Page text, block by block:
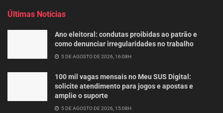
Últimas Notícias
Ano eleitoral: condutas proibidas ao patrão e
como denunciar irregularidades no trabalho
5 DE AGOSTO DE 2026, 16:08H
100 mil vagas mensais no Meu SUS Digital:
solicite atendimento para jogos e apostas e
amplie o suporte
5 DE AGOSTO DE 2026, 15:08H